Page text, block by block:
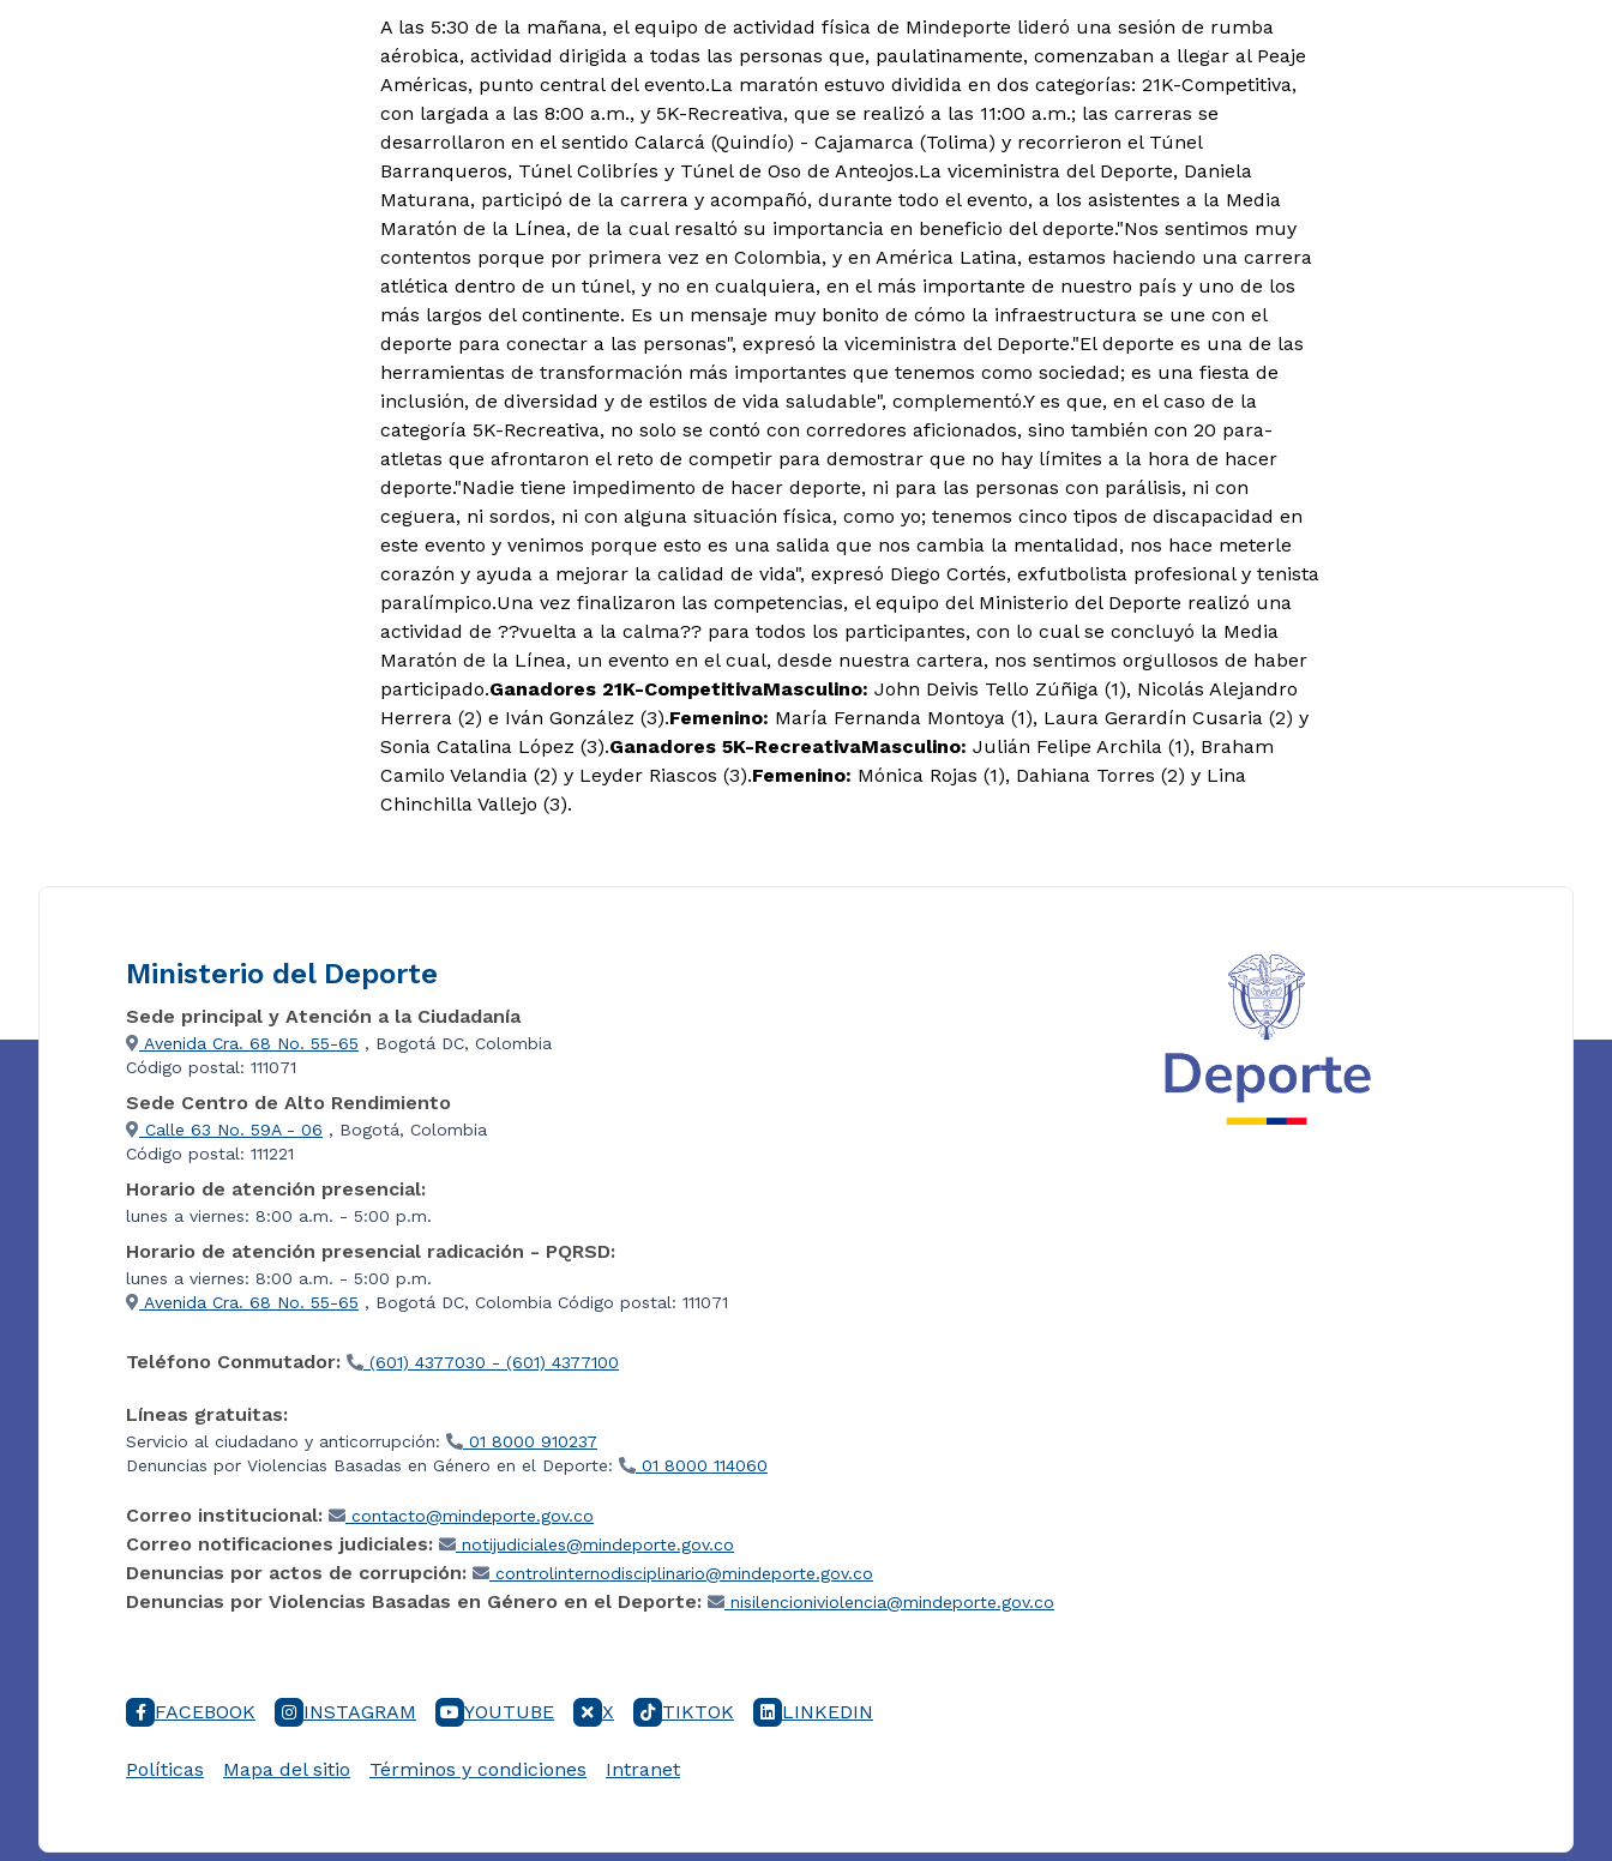
A las 5:30 de la mañana, el equipo de actividad física de Mindeporte lideró una sesión de rumba
aérobica, actividad dirigida a todas las personas que, paulatinamente, comenzaban a llegar al Peaje
Américas, punto central del evento.La maratón estuvo dividida en dos categorías: 21K-Competitiva,
con largada a las 8:00 a.m., y 5K-Recreativa, que se realizó a las 11:00 a.m.; las carreras se
desarrollaron en el sentido Calarcá (Quindío) - Cajamarca (Tolima) y recorrieron el Túnel
Barranqueros, Túnel Colibríes y Túnel de Oso de Anteojos.La viceministra del Deporte, Daniela
Maturana, participó de la carrera y acompañó, durante todo el evento, a los asistentes a la Media
Maratón de la Línea, de la cual resaltó su importancia en beneficio del deporte."Nos sentimos muy
contentos porque por primera vez en Colombia, y en América Latina, estamos haciendo una carrera
atlética dentro de un túnel, y no en cualquiera, en el más importante de nuestro país y uno de los
más largos del continente. Es un mensaje muy bonito de cómo la infraestructura se une con el
deporte para conectar a las personas", expresó la viceministra del Deporte."El deporte es una de las
herramientas de transformación más importantes que tenemos como sociedad; es una fiesta de
inclusión, de diversidad y de estilos de vida saludable", complementó.Y es que, en el caso de la
categoría 5K-Recreativa, no solo se contó con corredores aficionados, sino también con 20 para-
atletas que afrontaron el reto de competir para demostrar que no hay límites a la hora de hacer
deporte."Nadie tiene impedimento de hacer deporte, ni para las personas con parálisis, ni con
ceguera, ni sordos, ni con alguna situación física, como yo; tenemos cinco tipos de discapacidad en
este evento y venimos porque esto es una salida que nos cambia la mentalidad, nos hace meterle
corazón y ayuda a mejorar la calidad de vida", expresó Diego Cortés, exfutbolista profesional y tenista
paralímpico.Una vez finalizaron las competencias, el equipo del Ministerio del Deporte realizó una
actividad de ??vuelta a la calma?? para todos los participantes, con lo cual se concluyó la Media
Maratón de la Línea, un evento en el cual, desde nuestra cartera, nos sentimos orgullosos de haber
participado.Ganadores 21K-CompetitivaMasculino: John Deivis Tello Zúñiga (1), Nicolás Alejandro
Herrera (2) e Iván González (3).Femenino: María Fernanda Montoya (1), Laura Gerardín Cusaria (2) y
Sonia Catalina López (3).Ganadores 5K-RecreativaMasculino: Julián Felipe Archila (1), Braham
Camilo Velandia (2) y Leyder Riascos (3).Femenino: Mónica Rojas (1), Dahiana Torres (2) y Lina
Chinchilla Vallejo (3).
Ministerio del Deporte
Sede principal y Atención a la Ciudadanía
Avenida Cra. 68 No. 55-65 , Bogotá DC, Colombia
Código postal: 111071
Sede Centro de Alto Rendimiento
Calle 63 No. 59A - 06 , Bogotá, Colombia
Código postal: 111221
Horario de atención presencial:
lunes a viernes: 8:00 a.m. - 5:00 p.m.
Horario de atención presencial radicación - PQRSD:
lunes a viernes: 8:00 a.m. - 5:00 p.m.
Avenida Cra. 68 No. 55-65 , Bogotá DC, Colombia Código postal: 111071
Teléfono Conmutador: (601) 4377030 - (601) 4377100
Líneas gratuitas:
Servicio al ciudadano y anticorrupción:
01 8000 910237
Denuncias por Violencias Basadas en Género en el Deporte:
01 8000 114060
Correo institucional: contacto@mindeporte.gov.co
Correo notificaciones judiciales: notijudiciales@mindeporte.gov.co
Denuncias por actos de corrupción: controlinternodisciplinario@mindeporte.gov.co
Denuncias por Violencias Basadas en Género en el Deporte: nisilencioniviolencia@mindeporte.gov.co
FACEBOOK INSTAGRAM YOUTUBE X TIKTOK LINKEDIN
Políticas Mapa del sitio Términos y condiciones Intranet